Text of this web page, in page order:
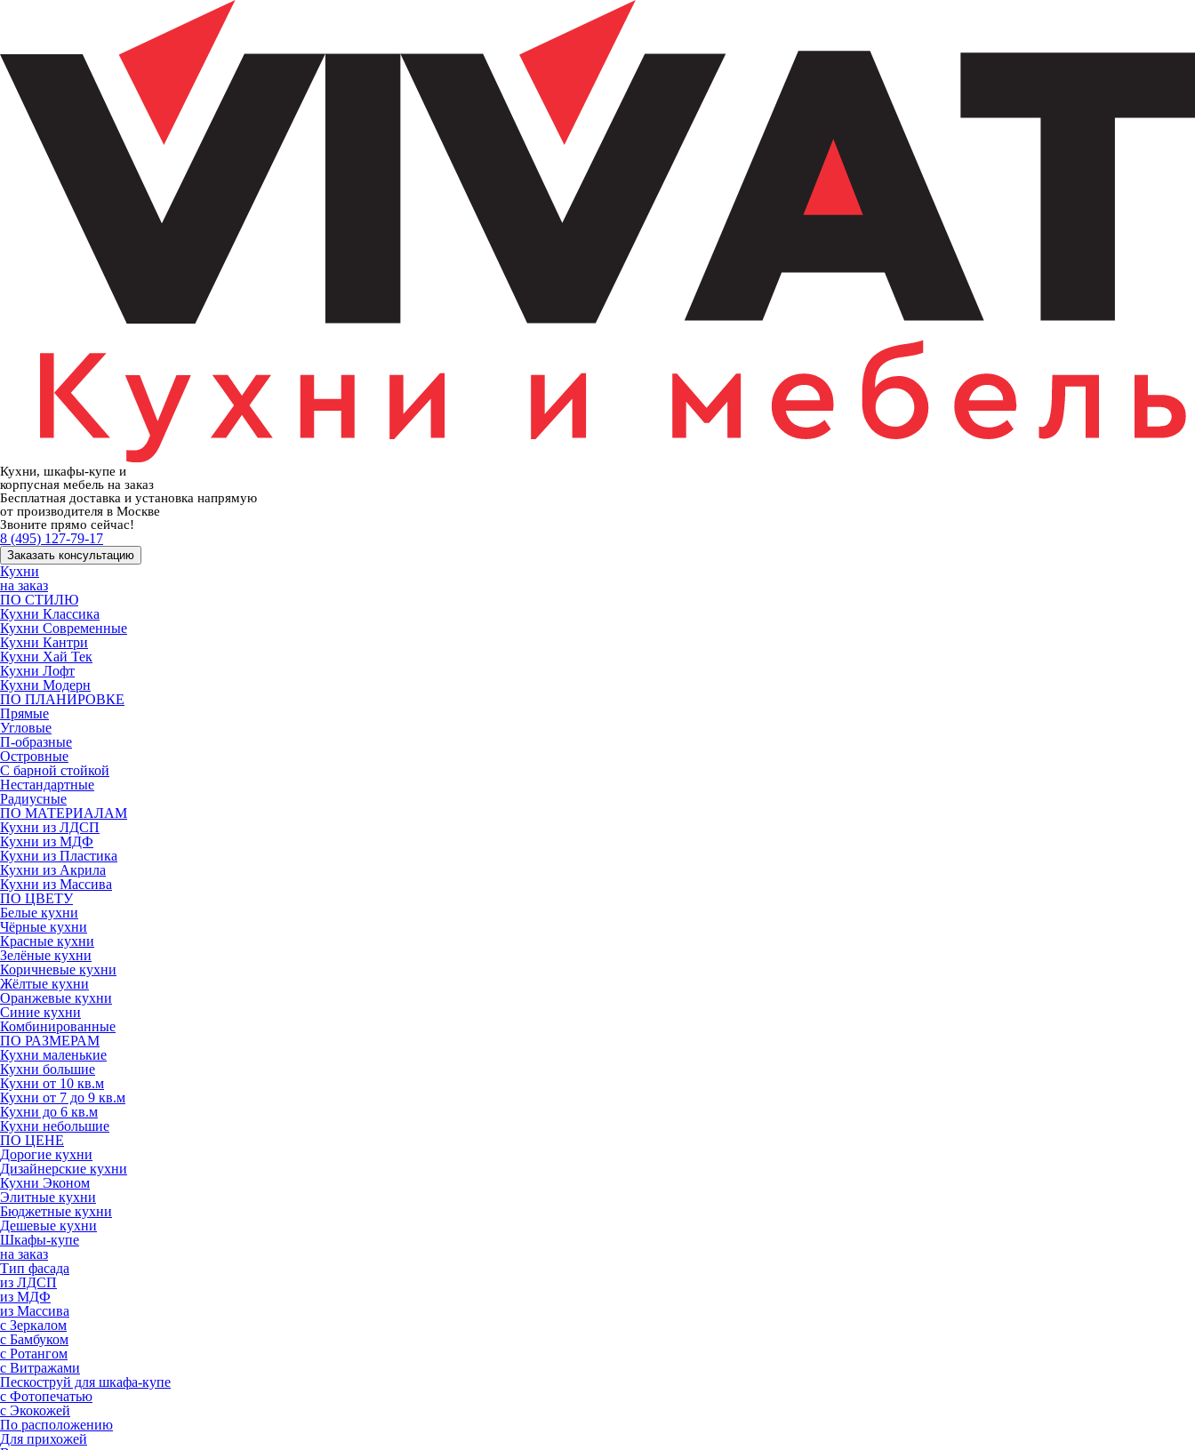
Кухни, шкафы-купе и
корпусная мебель на заказ
Бесплатная доставка и установка напрямую
от производителя в Москве
Звоните прямо сейчас!
8 (495) 127-79-17
Заказать консультацию
Кухни
на заказ
ПО СТИЛЮ
Кухни Классика
Кухни Современные
Кухни Кантри
Кухни Хай Тек
Кухни Лофт
Кухни Модерн
ПО ПЛАНИРОВКЕ
Прямые
Угловые
П-образные
Островные
С барной стойкой
Нестандартные
Радиусные
ПО МАТЕРИАЛАМ
Кухни из ЛДСП
Кухни из МДФ
Кухни из Пластика
Кухни из Акрила
Кухни из Массива
ПО ЦВЕТУ
Белые кухни
Чёрные кухни
Красные кухни
Зелёные кухни
Коричневые кухни
Жёлтые кухни
Оранжевые кухни
Синие кухни
Комбинированные
ПО РАЗМЕРАМ
Кухни маленькие
Кухни большие
Кухни от 10 кв.м
Кухни от 7 до 9 кв.м
Кухни до 6 кв.м
Кухни небольшие
ПО ЦЕНЕ
Дорогие кухни
Дизайнерские кухни
Кухни Эконом
Элитные кухни
Бюджетные кухни
Дешевые кухни
Шкафы-купе
на заказ
Тип фасада
из ЛДСП
из МДФ
из Массива
с Зеркалом
с Бамбуком
с Ротангом
с Витражами
Пескоструй для шкафа-купе
с Фотопечатью
с Экокожей
По расположению
Для прихожей